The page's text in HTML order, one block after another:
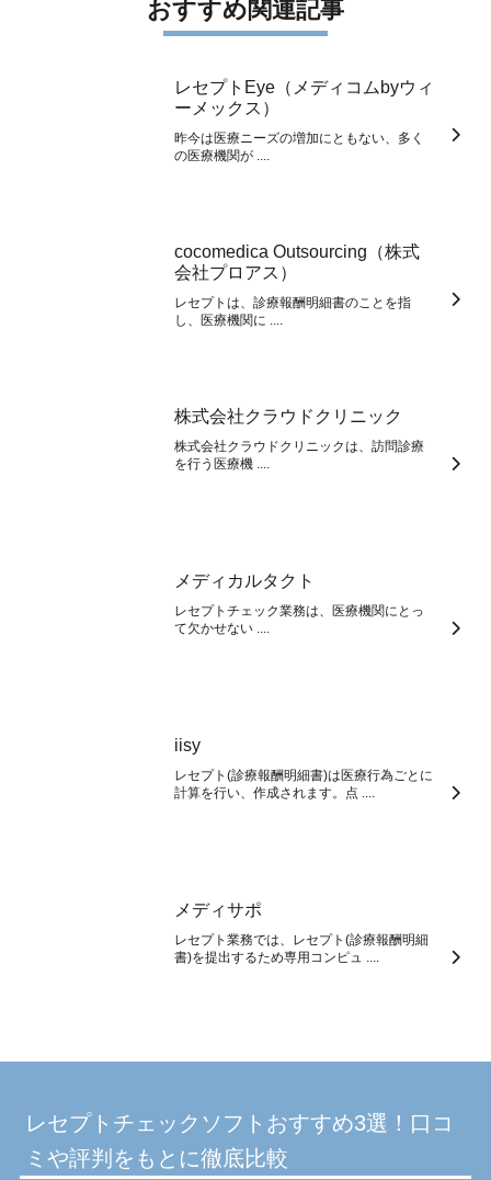
おすすめ関連記事
レセプトEye（メディコムbyウィ
ーメックス）
昨今は医療ニーズの増加にともない、多く
の医療機関が ....
cocomedica Outsourcing（株式
会社プロアス）
レセプトは、診療報酬明細書のことを指
し、医療機関に ....
株式会社クラウドクリニック
株式会社クラウドクリニックは、訪問診療
を行う医療機 ....
メディカルタクト
レセプトチェック業務は、医療機関にとっ
て欠かせない ....
iisy
レセプト(診療報酬明細書)は医療行為ごとに
計算を行い、作成されます。点 ....
メディサポ
レセプト業務では、レセプト(診療報酬明細
書)を提出するため専用コンピュ ....
レセプトチェックソフトおすすめ3選！口コ
ミや評判をもとに徹底比較